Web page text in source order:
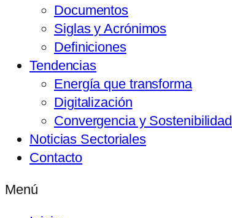
Documentos
Siglas y Acrónimos
Definiciones
Tendencias
Energía que transforma
Digitalización
Convergencia y Sostenibilidad
Noticias Sectoriales
Contacto
Menú